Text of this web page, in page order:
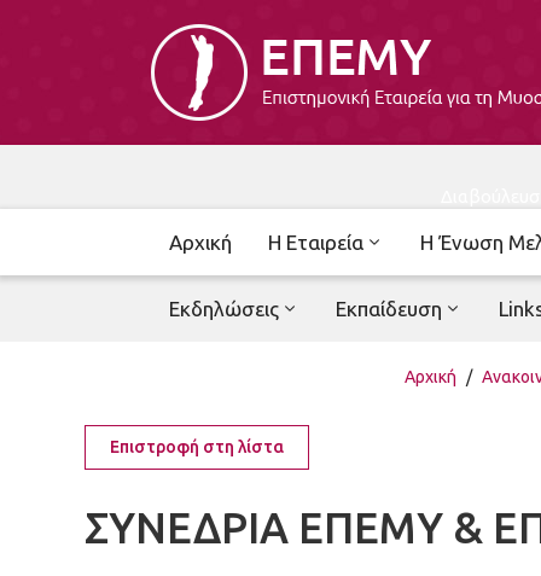
Αρχική Η Εταιρεία Η Ένωση
Εκδηλώσεις Εκπαίδευση
Αρχική /
Επιστροφή στη λίστα
ΣΥΝΕΔΡΙΑ ΕΠΕΜΥ &